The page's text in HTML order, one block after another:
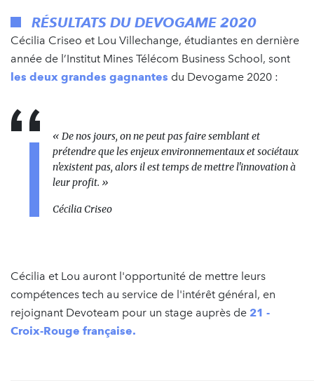
RÉSULTATS DU DEVOGAME 2020
Cécilia Criseo et Lou Villechange, étudiantes en dernière
année de l’Institut Mines Télécom Business School, sont
les deux grandes gagnantes du Devogame 2020 :
« De nos jours, on ne peut pas faire semblant et
prétendre que les enjeux environnementaux et sociétaux
n'existent pas, alors il est temps de mettre l'innovation à
leur profit. »
Cécilia Criseo
Cécilia et Lou auront l'opportunité de mettre leurs
compétences tech au service de l'intérêt général, en
rejoignant Devoteam pour un stage auprès de 21 -
Croix-Rouge française.